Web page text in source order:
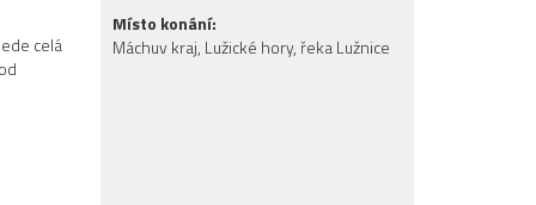
celá
Místo konání:
Máchuv kraj, Lužické hory, řeka Lužnice